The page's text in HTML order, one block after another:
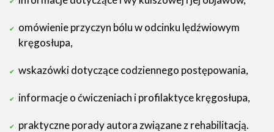
omówienie przyczyn bólu w odcinku lędźwiowym
kręgosłupa,
wskazówki dotyczące codziennego postępowania,
informacje o ćwiczeniach i profilaktyce kręgosłupa,
praktyczne porady autora związane z rehabilitacją.